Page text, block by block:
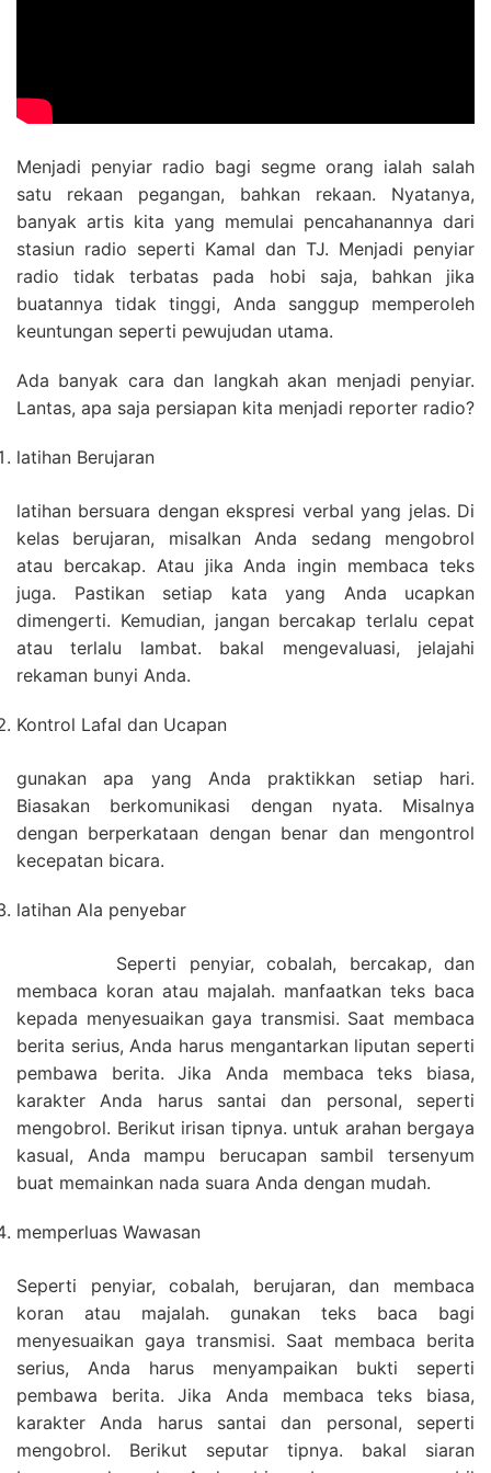
Menjadi penyiar radio bagi segme orang ialah salah
satu rekaan pegangan, bahkan rekaan. Nyatanya,
banyak artis kita yang memulai pencahanannya dari
stasiun radio seperti Kamal dan TJ. Menjadi penyiar
radio tidak terbatas pada hobi saja, bahkan jika
buatannya tidak tinggi, Anda sanggup memperoleh
keuntungan seperti pewujudan utama.
Ada banyak cara dan langkah akan menjadi penyiar.
Lantas, apa saja persiapan kita menjadi reporter radio?
latihan Berujaran
latihan bersuara dengan ekspresi verbal yang jelas. Di
kelas berujaran, misalkan Anda sedang mengobrol
atau bercakap. Atau jika Anda ingin membaca teks
juga. Pastikan setiap kata yang Anda ucapkan
dimengerti. Kemudian, jangan bercakap terlalu cepat
atau terlalu lambat. bakal mengevaluasi, jelajahi
rekaman bunyi Anda.
Kontrol Lafal dan Ucapan
gunakan apa yang Anda praktikkan setiap hari.
Biasakan berkomunikasi dengan nyata. Misalnya
dengan berperkataan dengan benar dan mengontrol
kecepatan bicara.
latihan Ala penyebar
Seperti penyiar, cobalah, bercakap, dan
membaca koran atau majalah. manfaatkan teks baca
kepada menyesuaikan gaya transmisi. Saat membaca
berita serius, Anda harus mengantarkan liputan seperti
pembawa berita. Jika Anda membaca teks biasa,
karakter Anda harus santai dan personal, seperti
mengobrol. Berikut irisan tipnya. untuk arahan bergaya
kasual, Anda mampu berucapan sambil tersenyum
buat memainkan nada suara Anda dengan mudah.
memperluas Wawasan
Seperti penyiar, cobalah, berujaran, dan membaca
koran atau majalah. gunakan teks baca bagi
menyesuaikan gaya transmisi. Saat membaca berita
serius, Anda harus menyampaikan bukti seperti
pembawa berita. Jika Anda membaca teks biasa,
karakter Anda harus santai dan personal, seperti
mengobrol. Berikut seputar tipnya. bakal siaran